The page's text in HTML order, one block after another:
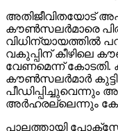
അതിജീവിതയോട്
കൗണ്‍സലര്‍മാരെ
വിധിന്യായത്തില്‍
വകുപ്പിന് കീഴിലെ
വേണമെന്ന് കോടതി.
കൗണ്‍സലര്‍മാര്‍
അര്‍ഹരല്ലെന്നും
പാലത്തായി